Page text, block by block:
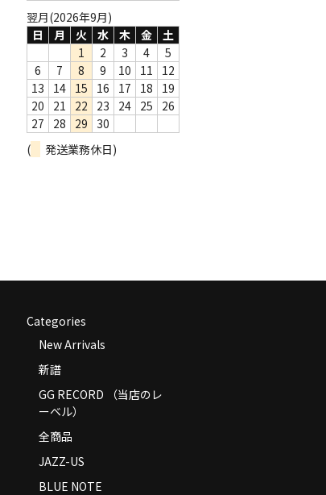
翌月(2026年9月)
日
月 火 水 木 金
土
1
2 3 4
5
6
7 8 9 10 11
12
13
14 15 16 17 18
19
20
21 22 23 24 25
26
27
28 29
30
(
発送業務休日)
Categories
New Arrivals
新譜
GG RECORD （当店のレ
ーベル）
全商品
JAZZ-US
BLUE NOTE